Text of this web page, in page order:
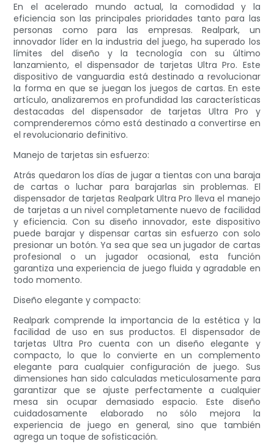
En el acelerado mundo actual, la comodidad y la
eficiencia son las principales prioridades tanto para las
personas como para las empresas. Realpark, un
innovador líder en la industria del juego, ha superado los
límites del diseño y la tecnología con su último
lanzamiento, el dispensador de tarjetas Ultra Pro. Este
dispositivo de vanguardia está destinado a revolucionar
la forma en que se juegan los juegos de cartas. En este
artículo, analizaremos en profundidad las características
destacadas del dispensador de tarjetas Ultra Pro y
comprenderemos cómo está destinado a convertirse en
el revolucionario definitivo.
Manejo de tarjetas sin esfuerzo:
Atrás quedaron los días de jugar a tientas con una baraja
de cartas o luchar para barajarlas sin problemas. El
dispensador de tarjetas Realpark Ultra Pro lleva el manejo
de tarjetas a un nivel completamente nuevo de facilidad
y eficiencia. Con su diseño innovador, este dispositivo
puede barajar y dispensar cartas sin esfuerzo con solo
presionar un botón. Ya sea que sea un jugador de cartas
profesional o un jugador ocasional, esta función
garantiza una experiencia de juego fluida y agradable en
todo momento.
Diseño elegante y compacto:
Realpark comprende la importancia de la estética y la
facilidad de uso en sus productos. El dispensador de
tarjetas Ultra Pro cuenta con un diseño elegante y
compacto, lo que lo convierte en un complemento
elegante para cualquier configuración de juego. Sus
dimensiones han sido calculadas meticulosamente para
garantizar que se ajuste perfectamente a cualquier
mesa sin ocupar demasiado espacio. Este diseño
cuidadosamente elaborado no sólo mejora la
experiencia de juego en general, sino que también
agrega un toque de sofisticación.